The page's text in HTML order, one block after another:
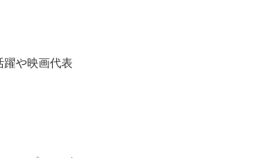
躍や映画代表